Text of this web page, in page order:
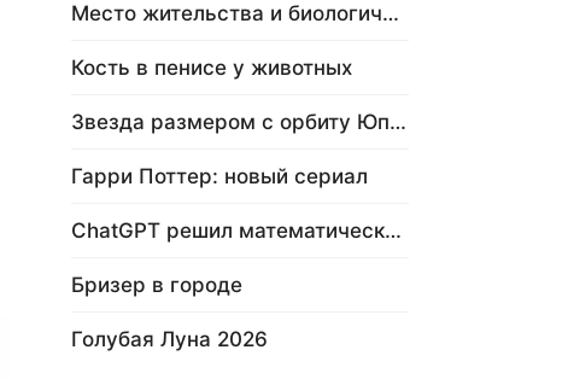
Место жительства и биологический в…
Кость в пенисе у животных
Звезда размером с орбиту Юпитера
Гарри Поттер: новый сериал
ChatGPT решил математическую задачу
Бризер в городе
Голубая Луна 2026